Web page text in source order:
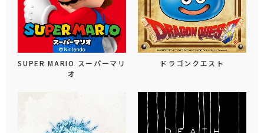
SUPER MARIO スーパーマリ
オ
ドラゴンクエスト